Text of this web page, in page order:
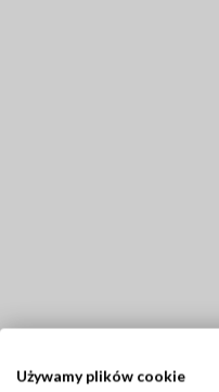
Używamy plików cookie